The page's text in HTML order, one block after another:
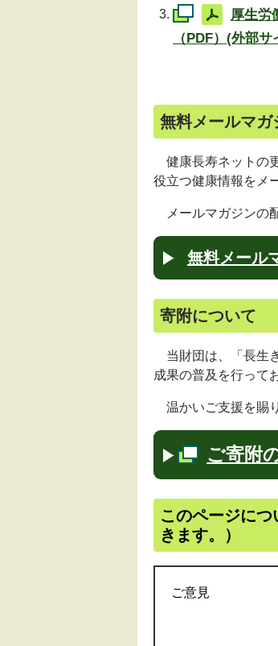
厚生労
（PDF）(外部
無料メールマガ
健康長寿ネットの
役立つ健康情報をメ
メールマガジンの
無料メール
寄附について
当財団は、「長生
成果の普及を行って
温かいご支援を賜
ご寄附
このページに
きます。）
ご意見